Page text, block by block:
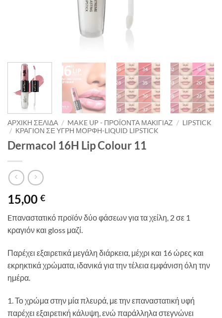
ΑΡΧΙΚΉ ΣΕΛΊΔΑ / MAKE UP - ΠΡΟΪΌΝΤΑ ΜΑΚΙΓΙΆΖ / LIPSTICK
/ ΚΡΑΓΙΌΝ ΣΕ ΥΓΡΉ ΜΟΡΦΉ-LIQUID LIPSTICK
Dermacol 16H Lip Colour 11
15,00 €
Eπαναστατικό προϊόν δύο φάσεων για τα χείλη, 2 σε 1
κραγιόν και gloss μαζί.
Παρέχει εξαιρετικά μεγάλη διάρκεια, μέχρι και 16 ώρες και
εκρηκτικά χρώματα, ιδανικά για την τέλεια εμφάνιση όλη την
ημέρα.
1. Το χρώμα στην μία πλευρά, με την επαναστατική υφή
παρέχει εξαιρετική κάλυψη, ενώ παράλληλα στεγνώνει